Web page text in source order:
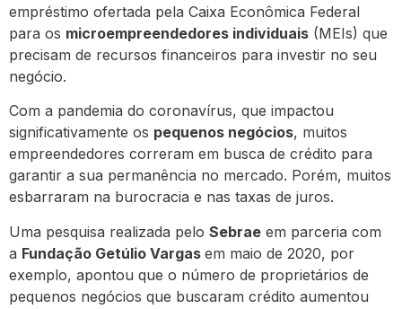
empréstimo ofertada pela Caixa Econômica Federal
para os microempreendedores individuais (MEIs) que
precisam de recursos financeiros para investir no seu
negócio.
Com a pandemia do coronavírus, que impactou
significativamente os pequenos negócios, muitos
empreendedores correram em busca de crédito para
garantir a sua permanência no mercado. Porém, muitos
esbarraram na burocracia e nas taxas de juros.
Uma pesquisa realizada pelo Sebrae em parceria com
a Fundação Getúlio Vargas em maio de 2020, por
exemplo, apontou que o número de proprietários de
pequenos negócios que buscaram crédito aumentou